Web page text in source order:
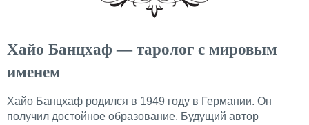
Хайо Банцхаф — таролог с мировым
именем
Хайо Банцхаф родился в 1949 году в Германии. Он
получил достойное образование. Будущий автор